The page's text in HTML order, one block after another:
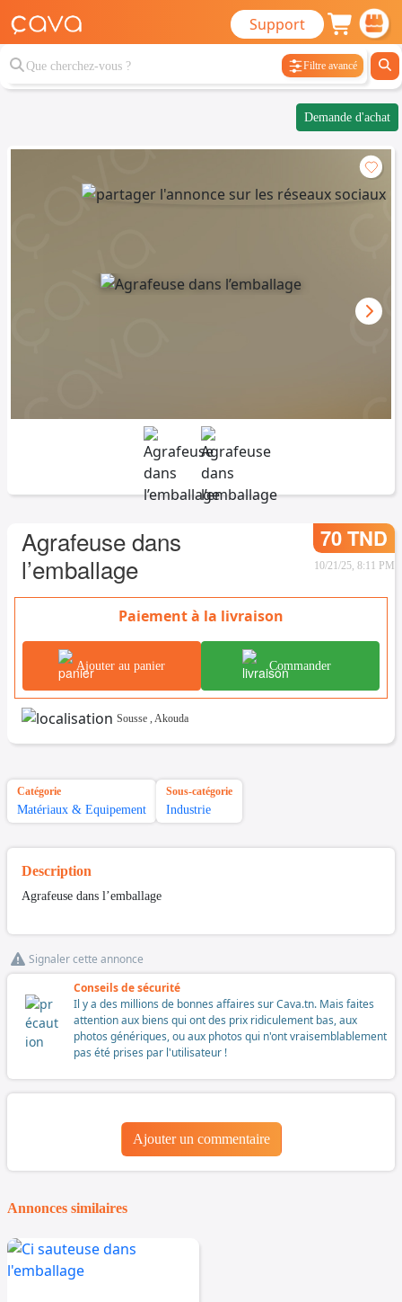
Support
Filtre avancé
Demande d'achat
Agrafeuse dans
l’emballage
70 TND
10/21/25, 8:11 PM
Paiement à la livraison
Ajouter au panier Commander
Sousse , Akouda
Catégorie
Matériaux & Equipement
Sous-catégorie
Industrie
Description
Agrafeuse dans l’emballage
Signaler cette annonce
Conseils de sécurité
Il y a des millions de bonnes affaires sur Cava.tn. Mais faites
attention aux biens qui ont des prix ridiculement bas, aux
photos génériques, ou aux photos qui n'ont vraisemblablement
pas été prises par l'utilisateur !
Ajouter un commentaire
Annonces similaires